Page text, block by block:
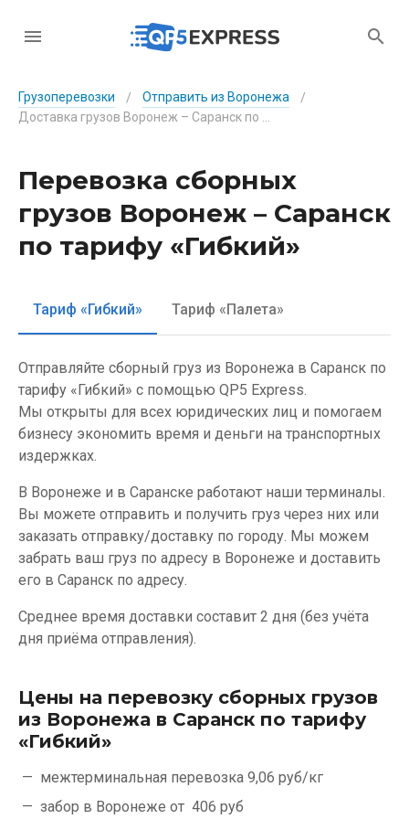
Грузоперевозки / Отправить из Воронежа
/
Перевозка сборных
грузов Воронеж – Саранск
по тарифу «Гибкий»
Тариф «Гибкий» Тариф «Палета»
Отправляйте сборный груз из Воронежа в Саранск по
тарифу «Гибкий» с помощью QP5 Express.
Мы открыты для всех юридических лиц и помогаем
бизнесу экономить время и деньги на транспортных
издержках.
В Воронеже и в Саранске работают наши терминалы.
Вы можете отправить и получить груз через них или
заказать отправку/доставку по городу. Мы можем
забрать ваш груз по адресу в Воронеже и доставить
его в Саранск по адресу.
Среднее время доставки составит 2 дня (без учёта
дня приёма отправления).
Цены на перевозку сборных грузов
из Воронежа в Саранск по тарифу
«Гибкий»
межтерминальная перевозка 9,06 руб/кг
забор в Воронеже от 406 руб